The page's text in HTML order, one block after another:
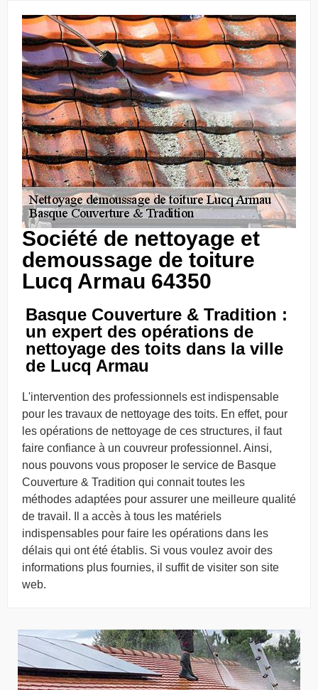
Société de nettoyage et
demoussage de toiture
Lucq Armau 64350
Basque Couverture & Tradition :
un expert des opérations de
nettoyage des toits dans la ville
de Lucq Armau
L'intervention des professionnels est indispensable
pour les travaux de nettoyage des toits. En effet, pour
les opérations de nettoyage de ces structures, il faut
faire confiance à un couvreur professionnel. Ainsi,
nous pouvons vous proposer le service de Basque
Couverture & Tradition qui connait toutes les
méthodes adaptées pour assurer une meilleure qualité
de travail. Il a accès à tous les matériels
indispensables pour faire les opérations dans les
délais qui ont été établis. Si vous voulez avoir des
informations plus fournies, il suffit de visiter son site
web.